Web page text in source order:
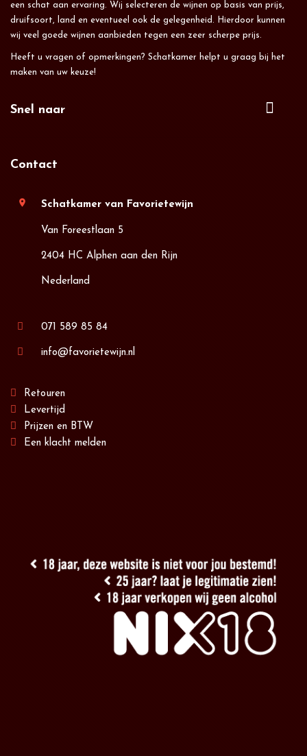
een schat aan ervaring. Wij selecteren de wijnen op basis van prijs,
druifsoort, land en eventueel ook de gelegenheid. Hierdoor kunnen
wij veel goede wijnen aanbieden tegen een zeer scherpe prijs.
Heeft u vragen of opmerkingen? Schatkamer helpt u graag bij het
maken van uw keuze!
Snel naar
Contact
location_on Schatkamer van Favorietewijn
Van Foreestlaan 5
2404 HC Alphen aan den Rijn
Nederland
071 589 85 84
info@favorietewijn.nl
Retouren
Levertijd
Prijzen en BTW
Een klacht melden